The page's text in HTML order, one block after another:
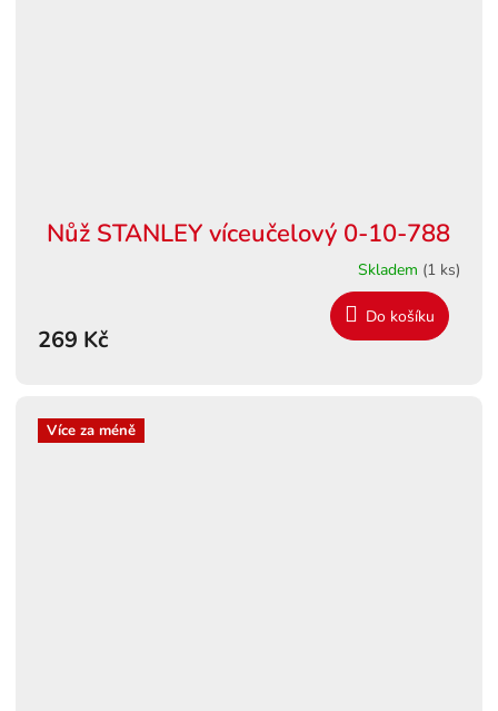
Nůž STANLEY víceučelový 0-10-788
Skladem (1 ks)
269 Kč
Do košíku
Více za méně